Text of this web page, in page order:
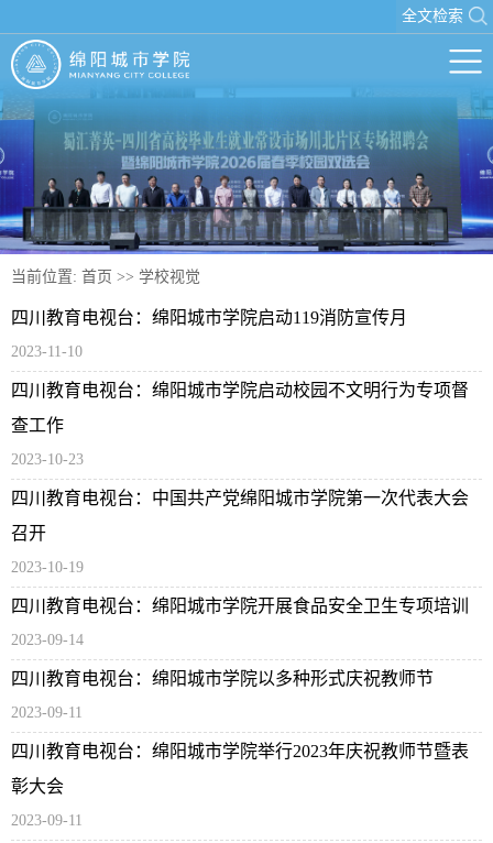
全文检索
当前位置: 首页 >> 学校视觉
四川教育电视台：绵阳城市学院启动119消防宣传月
2023-11-10
四川教育电视台：绵阳城市学院启动校园不文明行为专项督
查工作
2023-10-23
四川教育电视台：中国共产党绵阳城市学院第一次代表大会
召开
2023-10-19
四川教育电视台：绵阳城市学院开展食品安全卫生专项培训
2023-09-14
四川教育电视台：绵阳城市学院以多种形式庆祝教师节
2023-09-11
四川教育电视台：绵阳城市学院举行2023年庆祝教师节暨表
彰大会
2023-09-11